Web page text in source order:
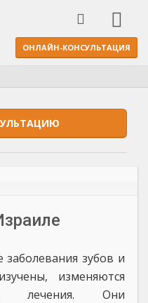
ОНЛАЙН-КОНСУЛЬТАЦИЯ
зубов и
изменяются
Они